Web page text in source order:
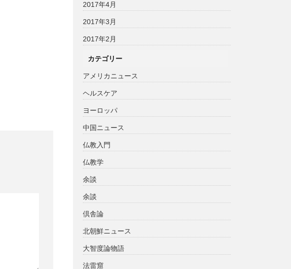
2017年4月
2017年3月
2017年2月
カテゴリー
アメリカニュース
ヘルスケア
ヨーロッパ
中国ニュース
仏教入門
仏教学
余談
余談
倶舎論
北朝鮮ニュース
大智度論物語
法雷窟